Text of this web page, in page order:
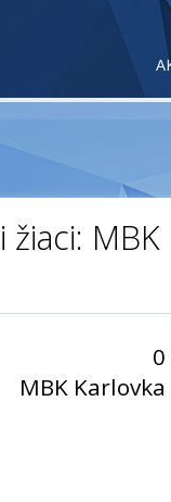
MBK
0
MBK Karlovka